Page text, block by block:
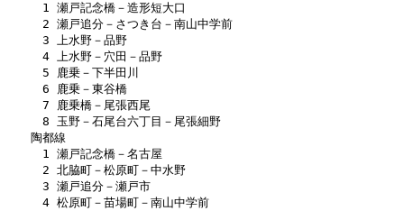
1 瀬戸記念橋－造形短大口
2 瀬戸追分－さつき台－南山中学前
3 上水野－品野
4 上水野－穴田－品野
5 鹿乗－下半田川
6 鹿乗－東谷橋
7 鹿乗橋－尾張西尾
8 玉野－石尾台六丁目－尾張細野
陶都線
1 瀬戸記念橋－名古屋
2 北脇町－松原町－中水野
3 瀬戸追分－瀬戸市
4 松原町－苗場町－南山中学前